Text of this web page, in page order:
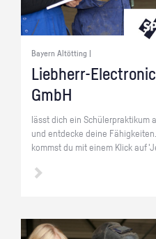
Bayern Altötting |
Lieb­herr-
GmbH
lässt dich ein Schü­ler­prak­ti­kum
und ent­de­cke deine
kommst du mit einem Klick auf